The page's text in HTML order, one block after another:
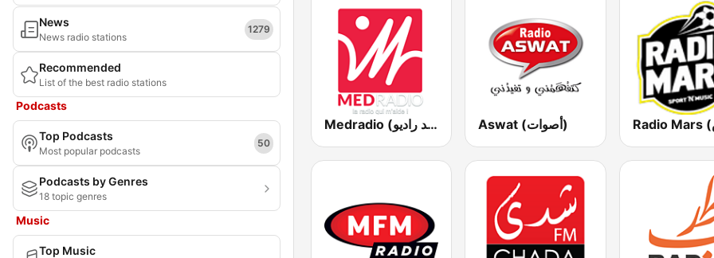
News
News radio stations
1279
Recommended
List of the best radio stations
Podcasts
Top Podcasts
Most popular podcasts
50
Podcasts by Genres
18 topic genres
Music
Top Music
Medradio (ميد راديو) Aswat (أصوات)